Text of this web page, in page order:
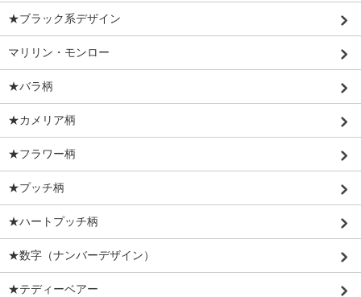
★ブラック系デザイン
マリリン・モンロー
★バラ柄
★カメリア柄
★フラワー柄
★プッチ柄
★ハートプッチ柄
★数字（ナンバーデザイン）
★テディーベアー